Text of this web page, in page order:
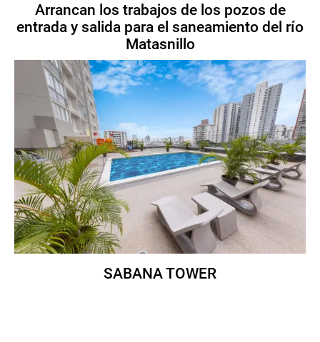
Arrancan los trabajos de los pozos de
entrada y salida para el saneamiento del río
Matasnillo
SABANA TOWER